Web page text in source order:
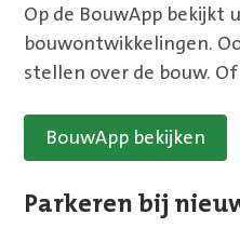
Op de BouwApp bekijkt
bouwontwikkelingen.
stellen over de bouw.
BouwApp bekijken
Parkeren bij